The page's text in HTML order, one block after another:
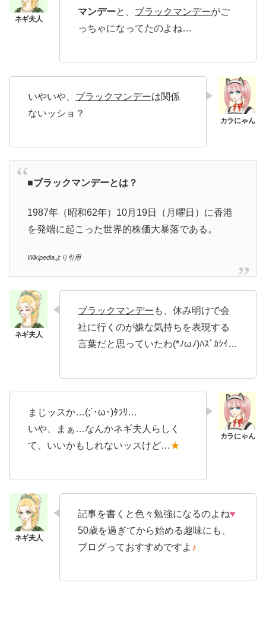
マンデーと、 ブラックマンデーがご
っちゃになってたのよね…
いやいや、 ブラックマンデーは関係
ないッショ？
■ブラックマンデーとは？
1987年（昭和62年）10月19日（月曜日）に香港
を発端に起こった世界的株価大暴落である。
Wikipediaより引用
ブラックマンデー も、休み明けで会
社に行くのが嫌な気持ちを表現する
言葉だと思っていたわ(*ﾉωﾉ)ﾊｽﾞｶｼｲ…
まじッスか…(;´･ω･)ﾀﾗﾘ…
いや、まぁ…なんかネギ夫人らしく
て、いいかもしれないッスけど…★
記事を書くと色々勉強になるのよね♥
50歳を過ぎてから始める趣味にも、
ブログっておすすめですよ ♪